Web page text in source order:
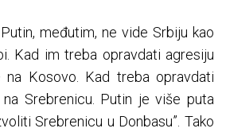
međutim, ne vide Srbiju kao
Kad im treba opravdati agresiju
na Kosovo. Kad treba opravdati
Srebrenicu. Putin je više puta
Srebrenicu u Donbasu”. Tako